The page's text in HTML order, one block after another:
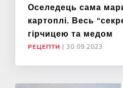
Оселедець сама
картоплі. Весь
гірчицею та медом
РЕЦЕПТИ | 30.09.2023